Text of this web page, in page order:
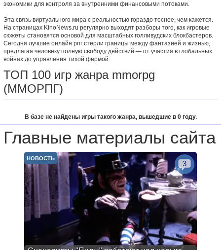
экономики для контроля за внутренними финансовыми потоками.
Эта связь виртуального мира с реальностью гораздо теснее, чем кажется.
На страницах KinoNews.ru регулярно выходят разборы того, как игровые
сюжеты становятся основой для масштабных голливудских блокбастеров.
Сегодня лучшие онлайн рпг стерли границы между фантазией и жизнью,
предлагая человеку полную свободу действий — от участия в глобальных
войнах до управления тихой фермой.
ТОП 100 игр жанра mmorpg
(ММОРПГ)
В базе не найдены игры такого жанра, вышедшие в 0 году.
Главные материалы сайта
НОВОСТЬ
3